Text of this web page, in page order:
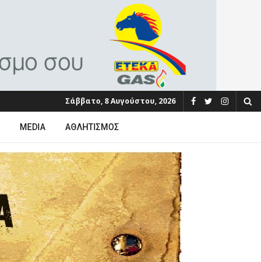
Σάββατο, 8 Αυγούστου, 2026
MEDIA ΑΘΛΗΤΙΣΜΌΣ